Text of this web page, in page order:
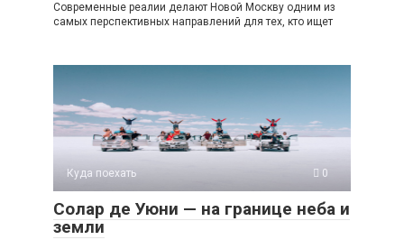
Современные реалии делают Новой Москву одним из
самых перспективных направлений для тех, кто ищет
Куда поехать 0
Солар де Уюни — на границе неба и
земли